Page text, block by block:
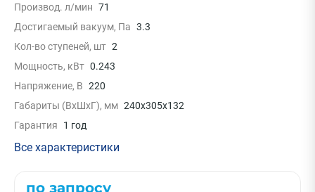
Производ. л/мин 71
Достигаемый вакуум, Па 3.3
Кол-во ступеней, шт 2
Мощность, кВт 0.243
Напряжение, В 220
Габариты (ВхШхГ), мм 240x305x132
Гарантия
1 год
Все характеристики
по запросу